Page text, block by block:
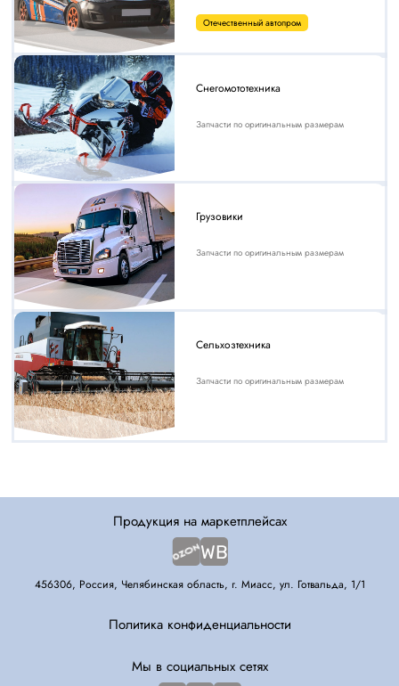
Отечественный автопром
Снегомототехника
Запчасти по оригинальным размерам
Грузовики
Запчасти по оригинальным размерам
Сельхозтехника
Запчасти по оригинальным размерам
Продукция на маркетплейсах
456306, Россия, Челябинская область, г. Миасс, ул. Готвальда, 1/1
Политика конфиденциальности
Мы в социальных сетях